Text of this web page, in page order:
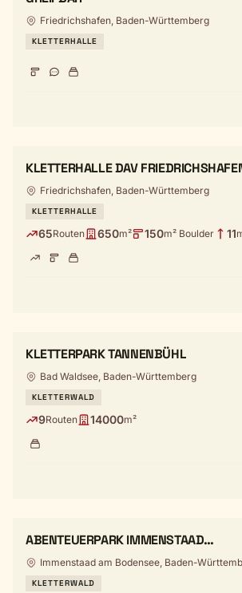
Friedrichshafen, Baden-Württemberg
KLETTERHALLE
KLETTERHALLE DAV
Friedrichshafen, Baden-Württemberg
KLETTERHALLE
65Routen 650m² 150m² Boulder 11
KLETTERPARK TANNENBÜHL
Bad Waldsee, Baden-Württemberg
KLETTERWALD
9Routen 14000m²
ABENTEUERPARK IMMENSTAAD
(HOCHSEILGARTEN)
Immenstaad am Bodensee, Baden-
KLETTERWALD